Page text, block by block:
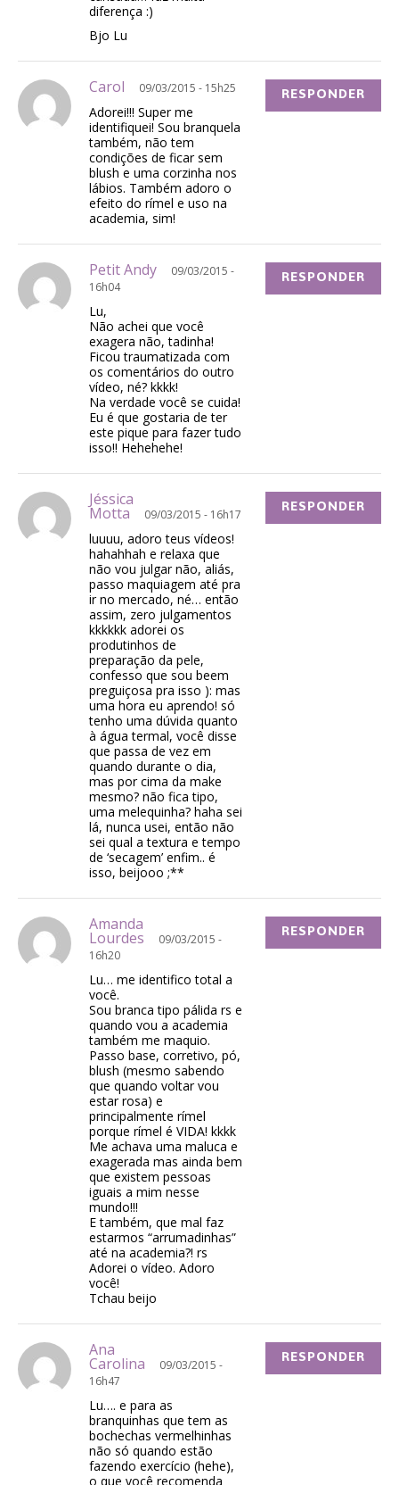
diferença :)
Bjo Lu
Carol 09/03/2015 - 15h25
Adorei!!! Super me
identifiquei! Sou branquela
também, não tem
condições de ficar sem
blush e uma corzinha nos
lábios. Também adoro o
efeito do rímel e uso na
academia, sim!
RESPONDER
Petit Andy
09/03/2015 -
16h04
Lu,
Não achei que você
exagera não, tadinha!
Ficou traumatizada com
os comentários do outro
vídeo, né? kkkk!
Na verdade você se cuida!
Eu é que gostaria de ter
este pique para fazer tudo
isso!! Hehehehe!
RESPONDER
Jéssica
Motta 09/03/2015 - 16h17
luuuu, adoro teus vídeos!
hahahhah e relaxa que
não vou julgar não, aliás,
passo maquiagem até pra
ir no mercado, né… então
assim, zero julgamentos
kkkkkk adorei os
produtinhos de
preparação da pele,
confesso que sou beem
preguiçosa pra isso ): mas
uma hora eu aprendo! só
tenho uma dúvida quanto
à água termal, você disse
que passa de vez em
quando durante o dia,
mas por cima da make
mesmo? não fica tipo,
uma melequinha? haha sei
lá, nunca usei, então não
sei qual a textura e tempo
de ‘secagem’ enfim.. é
isso, beijooo ;**
RESPONDER
Amanda
Lourdes
09/03/2015 -
16h20
Lu… me identifico total a
você.
Sou branca tipo pálida rs e
quando vou a academia
também me maquio.
Passo base, corretivo, pó,
blush (mesmo sabendo
que quando voltar vou
estar rosa) e
principalmente rímel
porque rímel é VIDA! kkkk
Me achava uma maluca e
exagerada mas ainda bem
que existem pessoas
iguais a mim nesse
mundo!!!
E também, que mal faz
estarmos “arrumadinhas”
até na academia?! rs
Adorei o vídeo. Adoro
você!
Tchau beijo
RESPONDER
Ana
Carolina
09/03/2015 -
16h47
Lu…. e para as
branquinhas que tem as
bochechas vermelhinhas
não só quando estão
fazendo exercício (hehe),
o que você recomenda
RESPONDER